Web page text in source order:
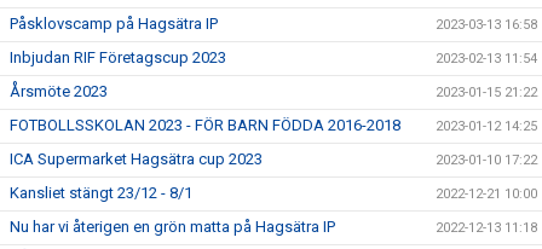
Påsklovscamp på Hagsätra IP 2023-03-13 16:58
Inbjudan RIF Företagscup 2023 2023-02-13 11:54
Årsmöte 2023 2023-01-15 21:22
FOTBOLLSSKOLAN 2023 - FÖR BARN FÖDDA 2016-2018 2023-01-12 14:25
ICA Supermarket Hagsätra cup 2023 2023-01-10 17:22
Kansliet stängt 23/12 - 8/1 2022-12-21 10:00
Nu har vi återigen en grön matta på Hagsätra IP 2022-12-13 11:18